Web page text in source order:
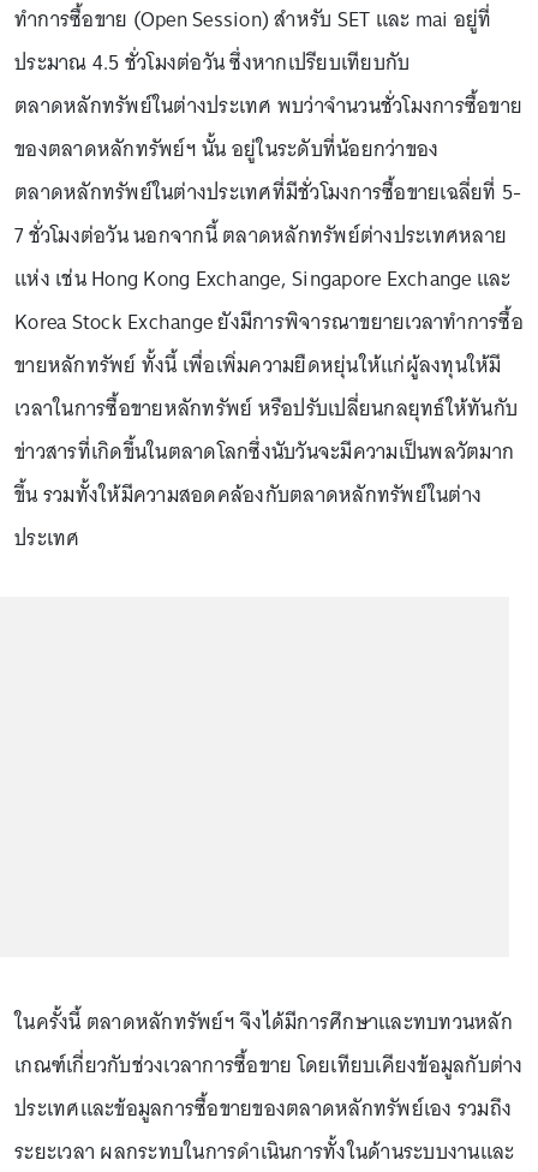
ทำการซื้อขาย (Open Session) สำหรับ SET และ mai อยู่ที่
ประมาณ 4.5 ชั่วโมงต่อวัน ซึ่งหากเปรียบเทียบกับ
ตลาดหลักทรัพย์ในต่างประเทศ พบว่าจำนวนชั่วโมงการซื้อขาย
ของตลาดหลักทรัพย์ฯ นั้น อยู่ในระดับที่น้อยกว่าของ
ตลาดหลักทรัพย์ในต่างประเทศที่มีชั่วโมงการซื้อขายเฉลี่ยที่ 5-
7 ชั่วโมงต่อวัน นอกจากนี้ ตลาดหลักทรัพย์ต่างประเทศหลาย
แห่ง เช่น Hong Kong Exchange, Singapore Exchange และ
Korea Stock Exchange ยังมีการพิจารณาขยายเวลาทำการซื้อ
ขายหลักทรัพย์ ทั้งนี้ เพื่อเพิ่มความยืดหยุ่นให้แก่ผู้ลงทุนให้มี
เวลาในการซื้อขายหลักทรัพย์ หรือปรับเปลี่ยนกลยุทธ์ให้ทันกับ
ข่าวสารที่เกิดขึ้นในตลาดโลกซึ่งนับวันจะมีความเป็นพลวัตมาก
ขึ้น รวมทั้งให้มีความสอดคล้องกับตลาดหลักทรัพย์ในต่าง
ประเทศ
ในครั้งนี้ ตลาดหลักทรัพย์ฯ จึงได้มีการศึกษาและทบทวนหลัก
เกณฑ์เกี่ยวกับช่วงเวลาการซื้อขาย โดยเทียบเคียงข้อมูลกับต่าง
ประเทศและข้อมูลการซื้อขายของตลาดหลักทรัพย์เอง รวมถึง
ระยะเวลา ผลกระทบในการดำเนินการทั้งในด้านระบบงานและ